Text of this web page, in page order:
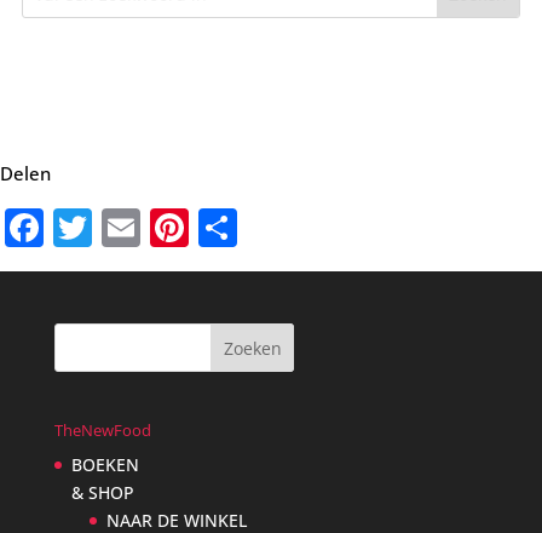
Delen
Facebook
Twitter
EmailPinterest
TheNewFood
BOEKEN
& SHOP
NAAR DE WINKEL